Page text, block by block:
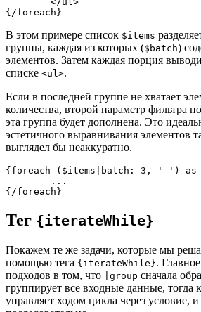
В этом примере список $items
группы, каждая из которых ($batch)
элементов. Затем каждая порция
списке <ul>.
Если в последней группе не хватает
количества, второй параметр фильтра
эта группа будет дополнена. Это
эстетичного выравнивания элементов
выглядел бы неаккуратно.
{foreach ($items|batch: 3, '—') as
Тег {iterateWhile}
Покажем те же задачи, которые мы
помощью тега {iterateWhile}.
подходов в том, что
|group сначала
группирует все входные данные, тогда
управляет ходом цикла через условие,